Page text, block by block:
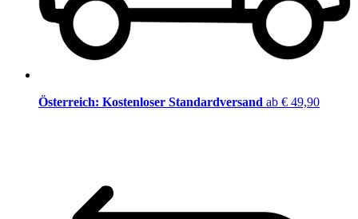
Österreich: Kostenloser Standardversand ab € 49,90